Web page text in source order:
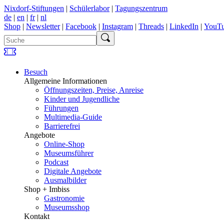
Nixdorf-Stiftungen | Schülerlabor| Tagungszentrum
de | en | fr| nl
Shop | Newsletter| Facebook | Instagram | Threads | LinkedIn |
Besuch
Allgemeine Informationen
Öffnungszeiten, Preise, Anreise
Kinder und Jugendliche
Führungen
Multimedia-Guide
Barrierefrei
Angebote
Online-Shop
Museumsführer
Podcast
Digitale Angebote
Ausmalbilder
Shop + Imbiss
Gastronomie
Museumsshop
Kontakt